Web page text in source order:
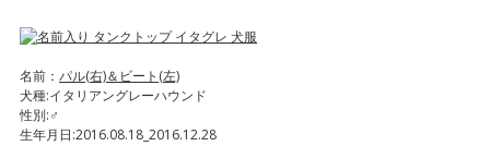
名前： パル(右)＆ビート(左)
犬種:イタリアングレーハウンド
性別:♂
生年月日:2016.08.18_2016.12.28